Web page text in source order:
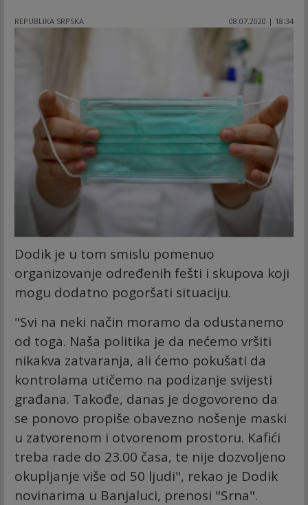
REPUBLIKA SRPSKA 08.07.2020 | 18:34
Dodik je u tom smislu pomenuo
organizovanje određenih fešti i skupova koji
mogu dodatno pogoršati situaciju.
"Svi na neki način moramo da odustanemo
od toga. Naša politika je da nećemo vršiti
nikakva zatvaranja, ali ćemo pokušati da
kontrolama utičemo na podizanje svijesti
građana. Takođe, danas je dogovoreno da
se ponovo propiše obavezno nošenje maski
u zatvorenom i otvorenom prostoru. Kafići
treba rade do 23.00 časa, te nije dozvoljeno
okupljanje više od 50 ljudi", rekao je Dodik
novinarima u Banjaluci, prenosi "Srna".